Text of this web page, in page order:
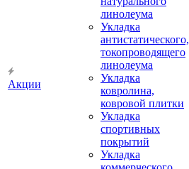
Акции
линолеума
Укладка
антистатического,
токопроводящего
линолеума
Укладка
ковролина,
ковровой плитки
Укладка
спортивных
покрытий
Укладка